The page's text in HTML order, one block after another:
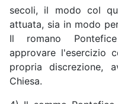
secoli, il modo col
attuata, sia in modo
Il romano Pontefice
approvare l'esercizio
propria discrezione,
Chiesa.